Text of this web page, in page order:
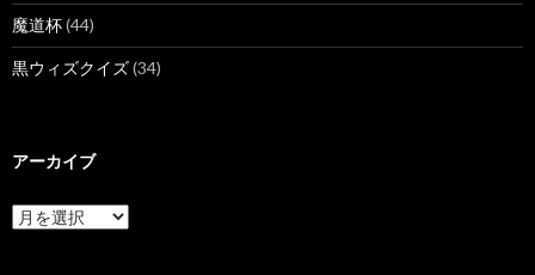
魔道杯(44)
黒ウィズクイズ(34)
アーカイブ
ア
ー